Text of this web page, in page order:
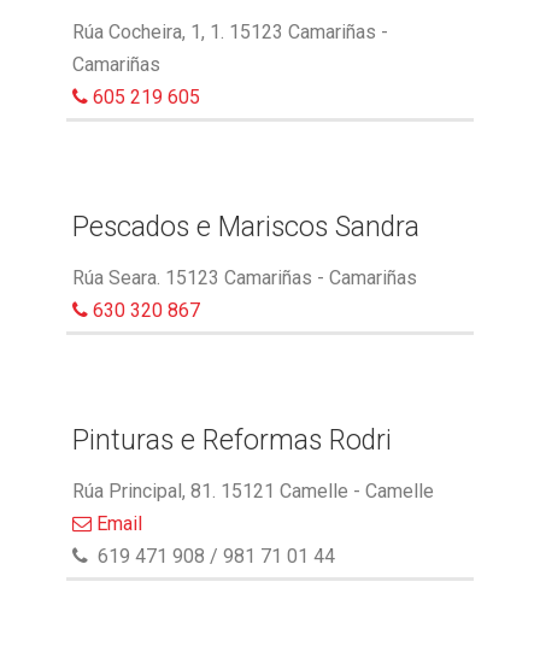
Rúa Cocheira, 1, 1. 15123 Camariñas -
Camariñas
605 219 605
Pescados e Mariscos Sandra
Rúa Seara. 15123 Camariñas - Camariñas
630 320 867
Pinturas e Reformas Rodri
Rúa Principal, 81. 15121 Camelle - Camelle
Email
619 471 908 / 981 71 01 44